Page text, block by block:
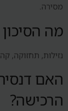
מסירה.
מה
נזילות, תחזוקה,
האם
הרכישה?